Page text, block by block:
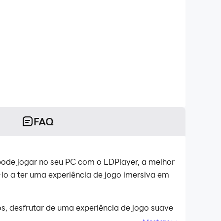
FAQ
jogar no seu PC com o LDPlayer, a melhor
a ter uma experiência de jogo imersiva em
desfrutar de uma experiência de jogo suave